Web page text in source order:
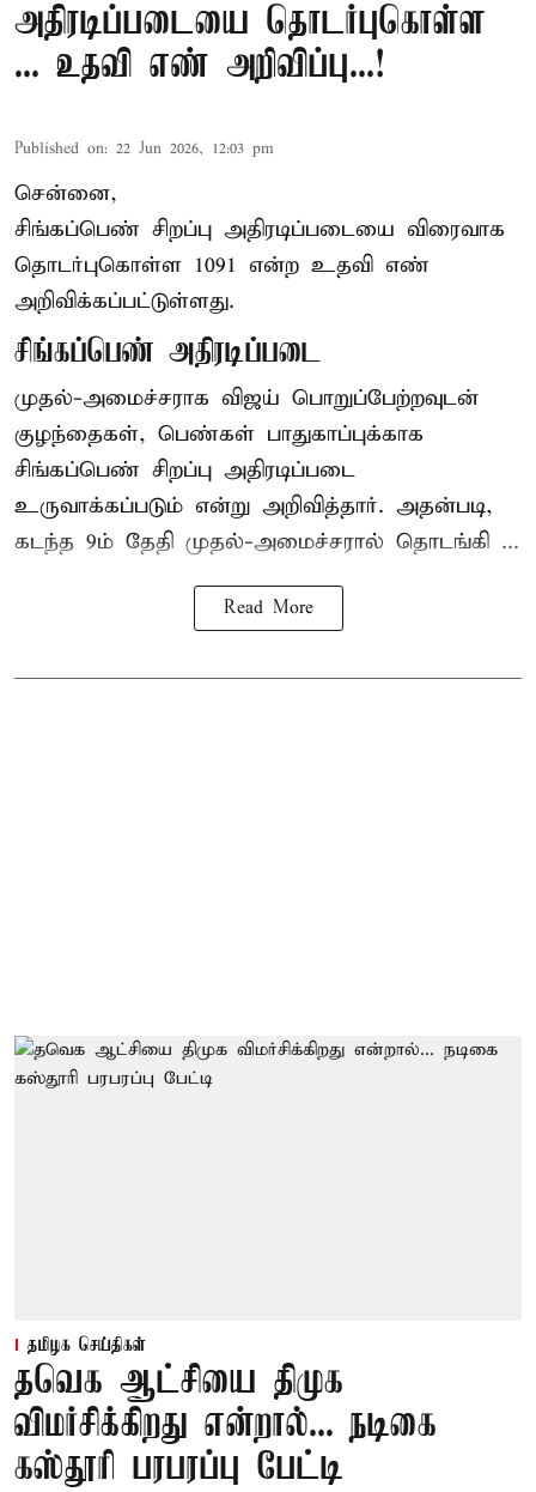
அதிரடிப்படையை தொடர்புகொள்ள
... உதவி எண் அறிவிப்பு...!
Published on: 22 Jun 2026, 12:03 pm
சென்னை,
சிங்கப்பெண் சிறப்பு அதிரடிப்படையை விரைவாக
தொடர்புகொள்ள 1091 என்ற உதவி எண்
அறிவிக்கப்பட்டுள்ளது.
சிங்கப்பெண் அதிரடிப்படை
முதல்-அமைச்சராக விஜய் பொறுப்பேற்றவுடன்
குழந்தைகள், பெண்கள் பாதுகாப்புக்காக
சிங்கப்பெண் சிறப்பு அதிரடிப்படை
உருவாக்கப்படும் என்று அறிவித்தார். அதன்படி,
கடந்த 9ம் தேதி முதல்-அமைச்சரால் தொடங்கி ...
Read More
தமிழக செய்திகள்
தவெக ஆட்சியை திமுக
விமர்சிக்கிறது என்றால்... நடிகை
கஸ்தூரி பரபரப்பு பேட்டி